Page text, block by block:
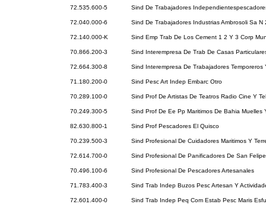
72.535.600-5 Sind De Trabajadores
72.040.000-6 Sind De Trabajadores Industrias Ambrosoli Sa N
72.140.000-K Sind Emp Trab De Los Cement 1 2 Y 3 Corp
70.866.200-3 Sind Interempresa De Trab De Casas
72.664.300-8 Sind Interempresa De Trabajadores Temporeros
71.180.200-0 Sind Pesc Art Indep Embarc Otro
70.289.100-0 Sind Prof De Artistas De Teatros Radio Cine Y
70.249.300-5 Sind Prof De Ee Pp Maritimos De Bahia Muelles
82.630.800-1 Sind Prof Pescadores El Quisco
70.239.500-3 Sind Profesional De Cuidadores Maritimos Y
72.614.700-0 Sind Profesional De Panificadores De San Felipe
70.496.100-6 Sind Profesional De Pescadores Artesanales
71.783.400-3 Sind Trab Indep Buzos Pesc Artesan Y
72.601.400-0 Sind Trab Indep Peq Com Estab Pesc Maris